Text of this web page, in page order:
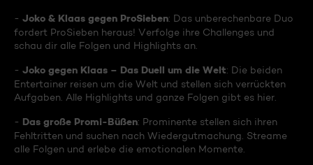
- Joko & Klaas gegen ProSieben: Das unberechenbare Duo
fordert ProSieben heraus! Verfolge ihre Challenges und
schau dir alle Folgen und Highlights an.
- Joko gegen Klaas – Das Duell um die Welt: Die beiden
Entertainer reisen um die Welt und stellen sich verrückten
Aufgaben. Alle Highlights und ganze Folgen gibt es hier.
- Das große Promi-Büßen: Prominente stellen sich ihren
Fehltritten und suchen nach Wiedergutmachung. Streame
alle Folgen und erlebe die emotionalen Momente.